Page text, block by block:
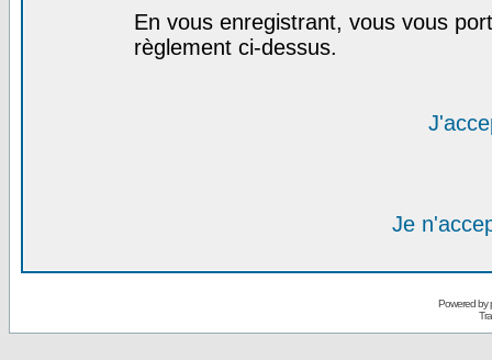
En vous enregistrant, vous vous
règlement ci-dessus.
Je
Powered by